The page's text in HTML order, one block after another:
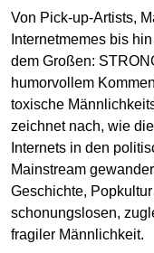
Von Pick-up-Artists,
Internetmemes bis
dem Großen:
humorvollem
toxische
zeichnet nach, wie
Internets in den
Mainstream
Geschichte,
schonungslosen,
fragiler Männlichkeit.